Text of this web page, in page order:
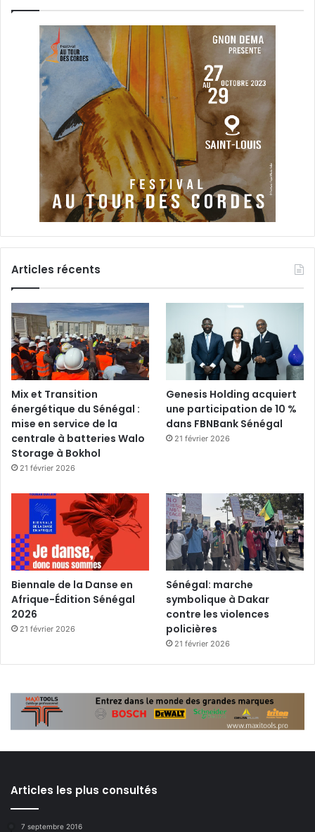
Articles récents
Mix et Transition
énergétique du Sénégal :
mise en service de la
centrale à batteries Walo
Storage à Bokhol
21 février 2026
Genesis Holding acquiert
une participation de 10 %
dans FBNBank Sénégal
21 février 2026
Biennale de la Danse en
Afrique-Édition Sénégal
2026
21 février 2026
Sénégal: marche
symbolique à Dakar
contre les violences
policières
21 février 2026
Articles les plus consultés
7 septembre 2016